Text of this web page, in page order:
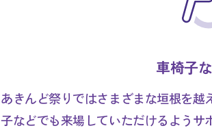
車椅子
あきんど祭りではさまざまな垣根を
子などでも来場していただけるようサ